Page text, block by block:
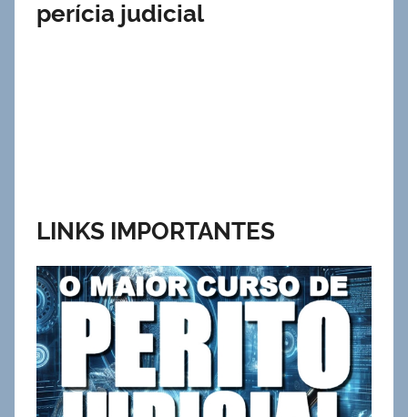
perícia judicial
LINKS IMPORTANTES